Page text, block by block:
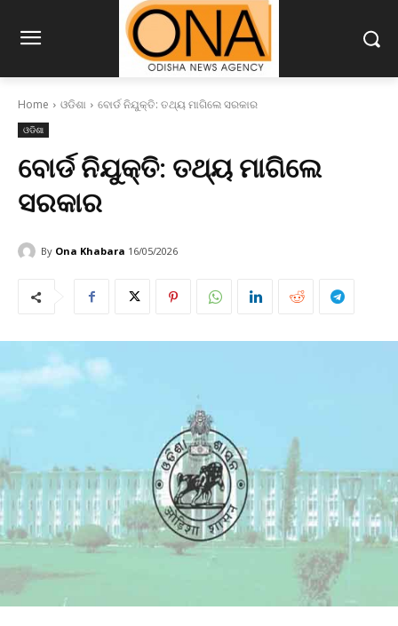
Home ଓଡିଶା ବୋର୍ଡ ନିଯୁକ୍ତି: ତଥ୍ୟ ମାଗିଲେ ସରକାର
ଓଡିଶା
ବୋର୍ଡ ନିଯୁକ୍ତି: ତଥ୍ୟ ମାଗିଲେ
ସରକାର
By Ona Khabara 16/05/2026